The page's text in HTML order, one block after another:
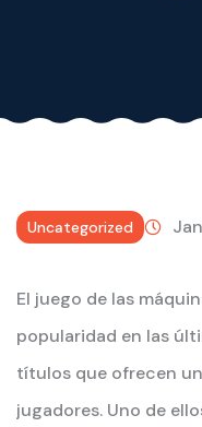
Uncategorized
El juego de las
popularidad en las
títulos que ofrecen
jugadores. Uno de